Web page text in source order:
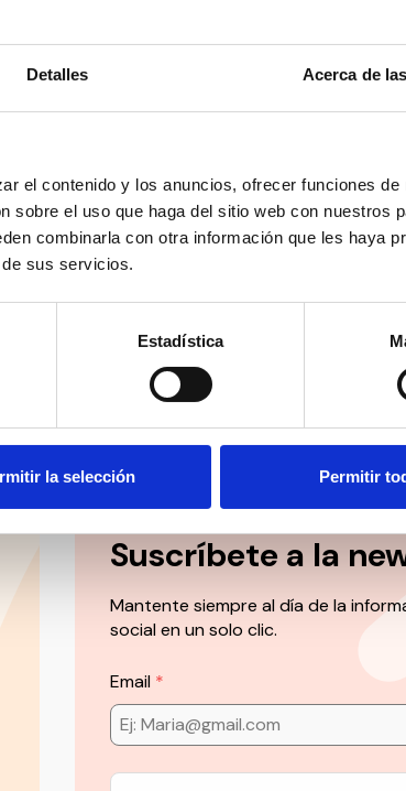
Detalles Acerca de
el contenido y los anuncios, ofrecer funciones de
sobre el uso que haga del sitio web con nuestros
combinarla con otra información que les haya
sus servicios.
Estadística
la selección Permitir
permite que la persona pueda ir
lo que redundará favorablemente en la
la Administración una formación especializada
herramientas, como garantía de equidad en
de personas en España según el INE, lo que
Suscríbete a la
Mantente siempre al día de la
social en un solo clic.
Email